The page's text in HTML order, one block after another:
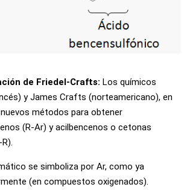
de Friedel-Crafts: Los químicos
y James Crafts (norteamericano), en
métodos para obtener
(R-Ar) y acilbencenos o cetonas
se simboliza por Ar, como ya
(en compuestos oxigenados).